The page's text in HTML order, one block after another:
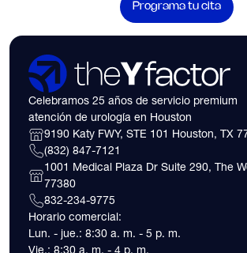
Programa tu cita
Celebramos 25 años de servicio premium
atención de urología en Houston
9190 Katy FWY, STE 101 Houston, TX
(832) 847-7121
1001 Medical Plaza Dr Suite 290, The
77380
832-234-9775
Horario comercial:
Lun. - jue.: 8:30 a. m. - 5 p. m.
Vie.: 8:30 a. m. - 4 p. m.